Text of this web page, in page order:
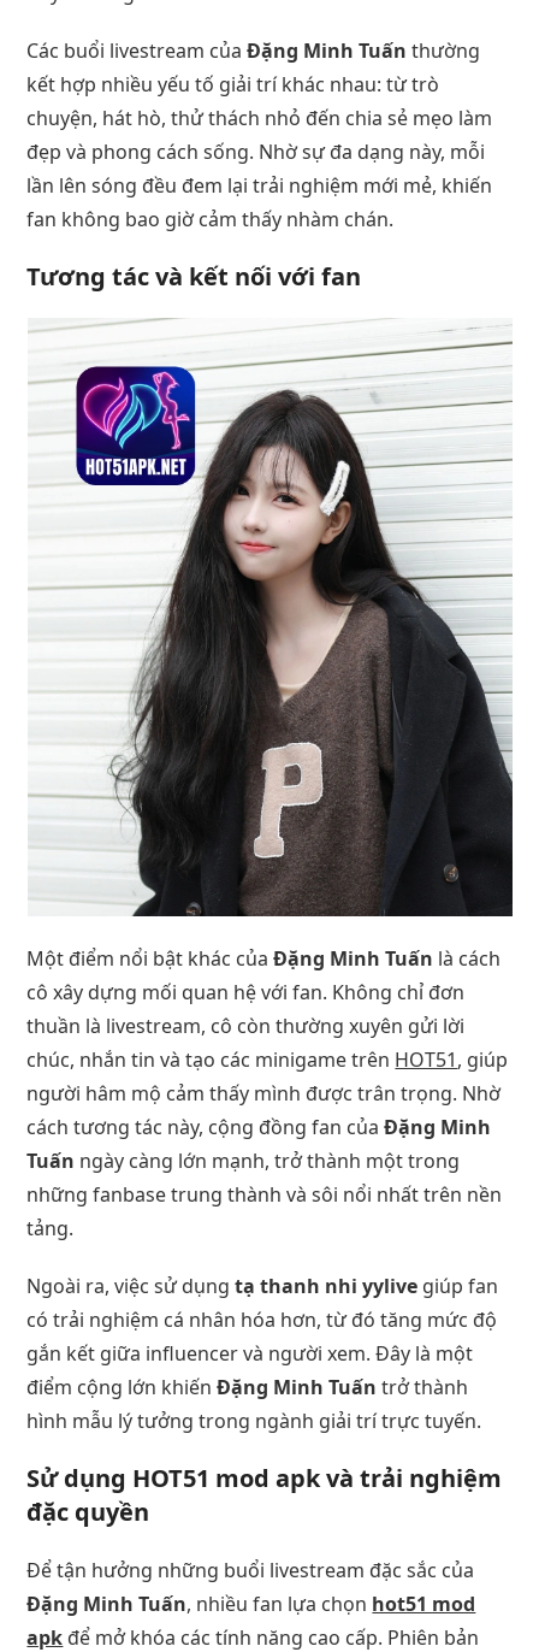
Các buổi livestream củaĐặng Minh Tuấn thường
kết hợp nhiều yếu tố giải trí khác nhau: từ trò
chuyện, hát hò, thử thách nhỏ đến chia sẻ mẹo làm
đẹp và phong cách sống. Nhờ sự đa dạng này, mỗi
lần lên sóng đều đem lại trải nghiệm mới mẻ, khiến
fan không bao giờ cảm thấy nhàm chán.
Tương tác và kết nối với fan
Một điểm nổi bật khác củaĐặng Minh Tuấn là cách
cô xây dựng mối quan hệ với fan. Không chỉ đơn
thuần là livestream, cô còn thường xuyên gửi lời
chúc, nhắn tin và tạo các minigame trên HOT51, giúp
người hâm mộ cảm thấy mình được trân trọng. Nhờ
cách tương tác này, cộng đồng fan củaĐặng Minh
Tuấn ngày càng lớn mạnh, trở thành một trong
những fanbase trung thành và sôi nổi nhất trên nền
tảng.
Ngoài ra, việc sử dụngtạ thanh nhi yylive giúp fan
có trải nghiệm cá nhân hóa hơn, từ đó tăng mức độ
gắn kết giữa influencer và người xem. Đây là một
điểm cộng lớn khiếnĐặng Minh Tuấn trở thành
hình mẫu lý tưởng trong ngành giải trí trực tuyến.
Sử dụng HOT51 mod apk và trải nghiệm
đặc quyền
Để tận hưởng những buổi livestream đặc sắc của
Đặng Minh Tuấn, nhiều fan lựa chọn hot51 mod
apk để mở khóa các tính năng cao cấp. Phiên bản